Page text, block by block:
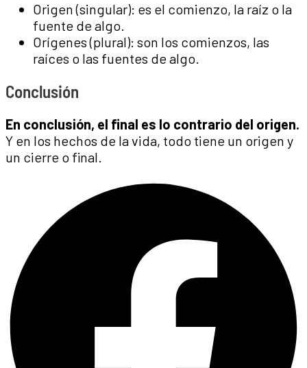
Origen (singular): es el comienzo, la raíz o la
fuente de algo.
Orígenes (plural): son los comienzos, las
raíces o las fuentes de algo.
Conclusión
En conclusión, el final es lo contrario del origen.
Y en los hechos de la vida, todo tiene un origen y
un cierre o final.